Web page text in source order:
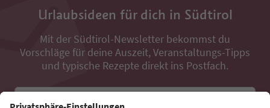
Urlaubsideen für dich in Südtirol
Mit der Südtirol-Newsletter bekommst du
Vorschläge für deine Auszeit, Veranstaltungs-Tipps
und typische Rezepte direkt ins Postfach.
E-Mail Adresse